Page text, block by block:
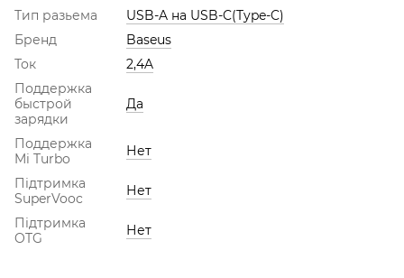
Тип разьема
USB-A на USB-C(Type-C)
Бренд
Baseus
Ток
2,4A
Поддержка
быстрой
зарядки
Да
Поддержка
Mi Turbo
Нет
Підтримка
SuperVooc
Нет
Підтримка
OTG
Нет